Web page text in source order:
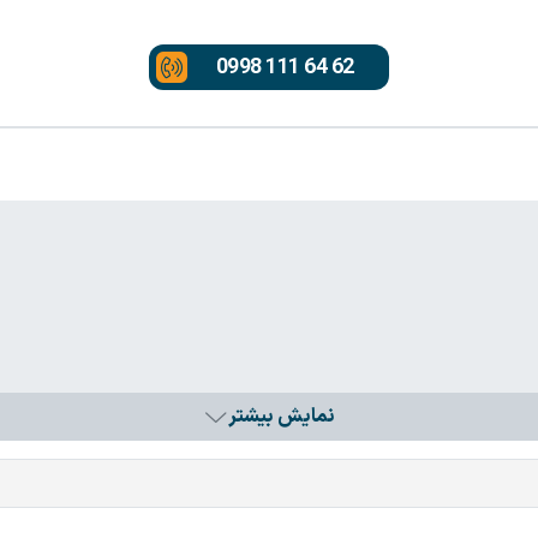
0998 111 64 62
نمایش بیشتر